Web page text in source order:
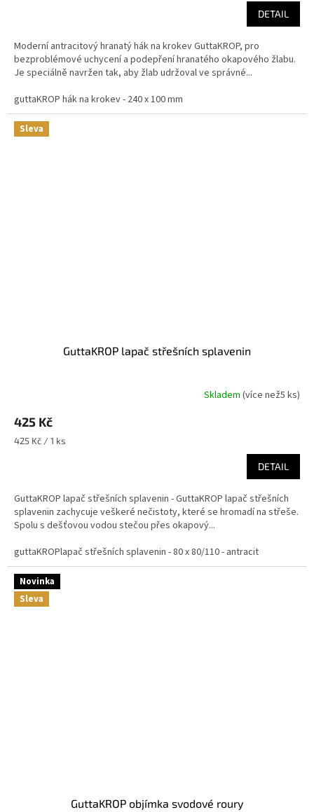
DETAIL
Moderní antracitový hranatý hák na krokev GuttaKROP, pro
bezproblémové uchycení a podepření hranatého okapového žlabu.
Je speciálně navržen tak, aby žlab udržoval ve správné...
guttaKROP hák na krokev - 240 x 100 mm
Sleva
GuttaKROP lapač střešních splavenin
Skladem (více než5 ks)
425 Kč
Měrná
425 Kč / 1 ks
DETAIL
GuttaKROP lapač střešních splavenin - GuttaKROP lapač střešních
splavenin zachycuje veškeré nečistoty, které se hromadí na střeše.
Spolu s dešťovou vodou stečou přes okapový...
guttaKROPlapač střešních splavenin - 80 x 80/110 - antracit
Novinka
Sleva
GuttaKROP objímka svodové roury